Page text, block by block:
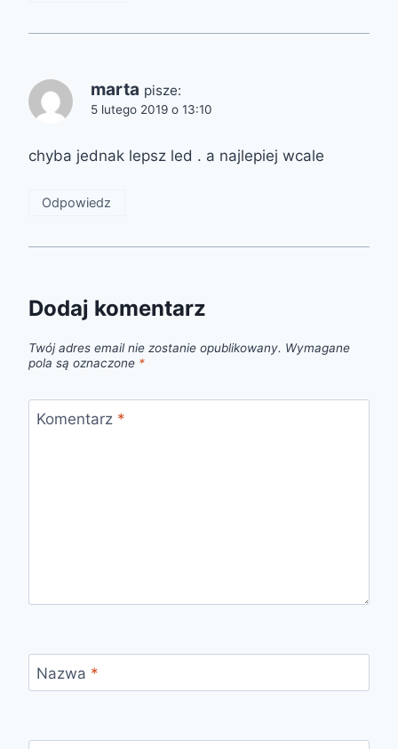
marta pisze:
5 lutego 2019 o 13:10
chyba jednak lepsz led . a najlepiej wcale
Odpowiedz
Dodaj komentarz
Twój adres email nie zostanie opublikowany. Wymagane
pola są oznaczone *
Komentarz *
Nazwa *